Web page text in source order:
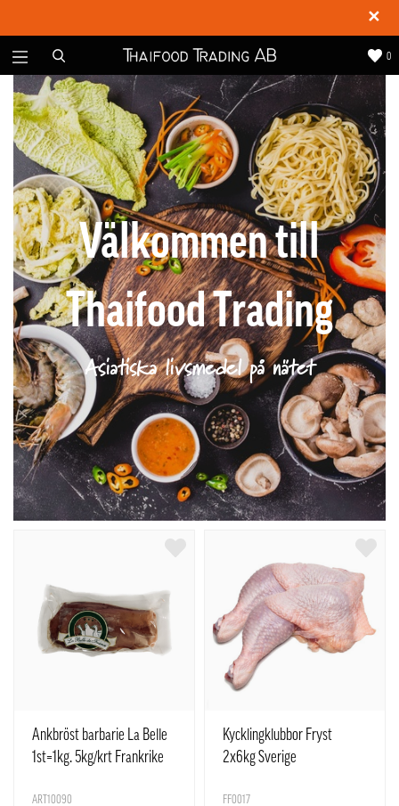
✕
0
Välkommen till
Thaifood Trading
Asiatiska livsmedel på nätet
Ankbröst barbarie La Belle
1st=1kg. 5kg/krt Frankrike
ART10090
Kycklingklubbor Fryst
2x6kg Sverige
FF0017